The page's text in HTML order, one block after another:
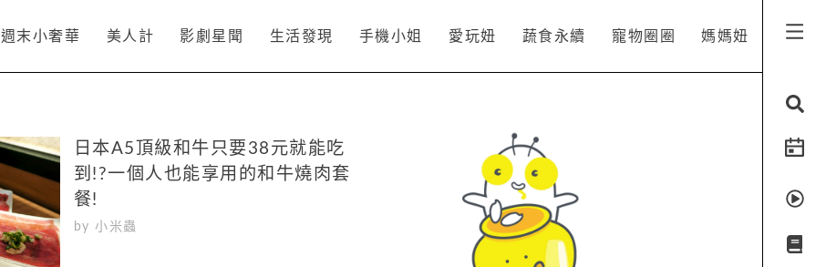
週末小奢華 美人計 影劇星聞 生活發現 手機小姐 愛玩妞 蔬食永續 寵物圈圈 媽媽妞
日本A5頂級和牛只要38元就能吃
到!?一個人也能享用的和牛燒肉套
餐!
by 小米蟲